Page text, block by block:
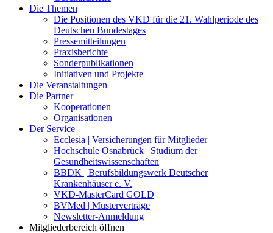
Die Themen
Die Positionen des VKD für die 21. Wahlperiode des
Deutschen Bundestages
Pressemitteilungen
Praxisberichte
Sonderpublikationen
Initiativen und Projekte
Die Veranstaltungen
Die Partner
Kooperationen
Organisationen
Der Service
Ecclesia | Versicherungen für Mitglieder
Hochschule Osnabrück | Studium der
Gesundheitswissenschaften
BBDK | Berufsbildungswerk Deutscher
Krankenhäuser e. V.
VKD-MasterCard GOLD
BVMed | Musterverträge
Newsletter-Anmeldung
Mitgliederbereich öffnen